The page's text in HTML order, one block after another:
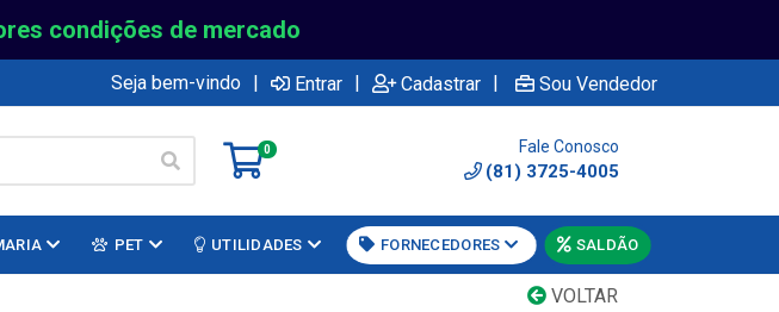
condições de mercado
Seja bem-vindo | Entrar | Cadastrar | Sou Vendedor
0 Fale Conosco
(81) 3725-4005
PET UTILIDADES FORNECEDORES SALDÃO
VOLTAR